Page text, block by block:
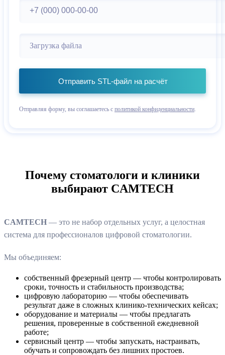
Загрузка файла
Отправить STL-файл на расчёт
Отправляя форму, вы соглашаетесь с политикой конфиденциальности
Почему стоматологи и клиники
выбирают CAMTECH
CAMTECH — это не набор отдельных услуг, а целостная
система для профессионалов цифровой стоматологии.
Мы объединяем:
собственный фрезерный центр — чтобы контролировать
сроки, точность и стабильность производства;
цифровую лабораторию — чтобы обеспечивать
результат даже в сложных клинико‑технических кейсах;
оборудование и материалы — чтобы предлагать
решения, проверенные в собственной ежедневной
работе;
сервисный центр — чтобы запускать, настраивать,
обучать и сопровождать без лишних простоев.